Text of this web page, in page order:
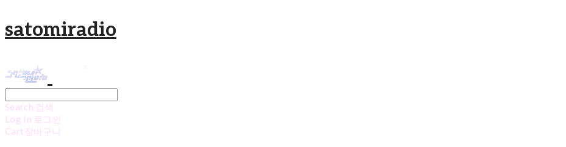
satomiradio
Search 검색
Log In 로그인
Cart 장바구니